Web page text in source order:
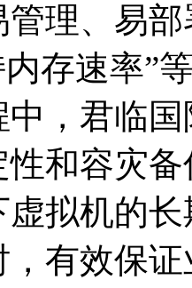
管理、
内存速率”
，君临
定性和容
拟机的长
，有效